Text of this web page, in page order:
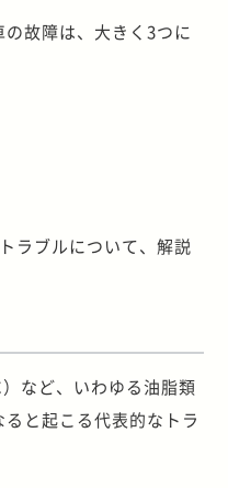
故障は、大きく3つに
ラブルについて、解説
など、いわゆる油脂類
と起こる代表的なトラ